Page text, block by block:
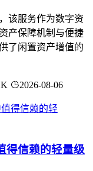
该服务作为数字资
产保障机制与便捷
了闲置资产增值的
2026-08-06
得信赖的轻量级